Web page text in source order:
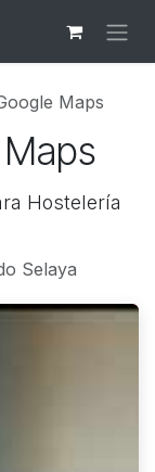
Maps
Hostelería
Selaya